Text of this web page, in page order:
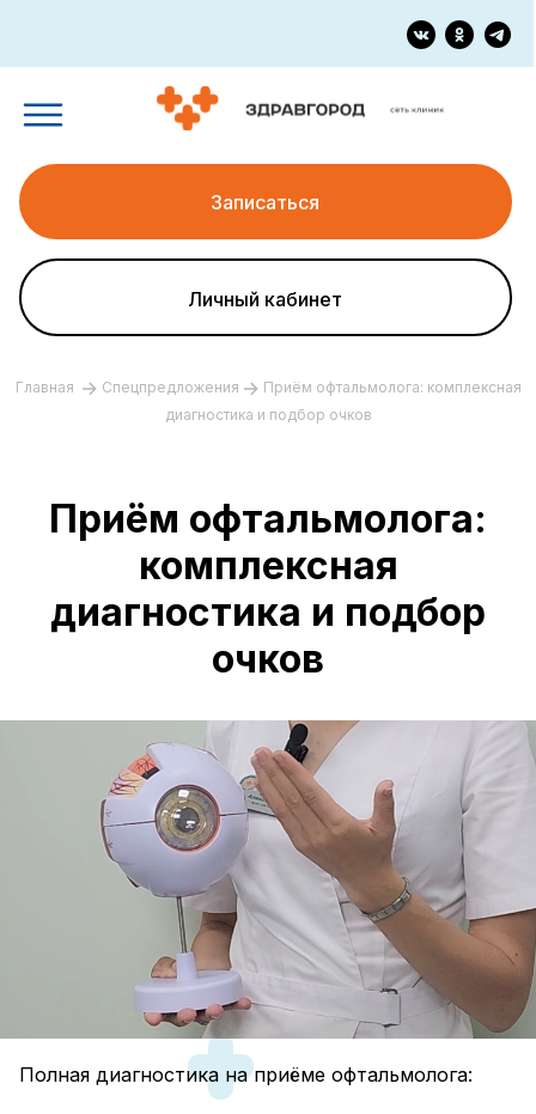
Записаться
Личный кабинет
Главная Спецпредложения
Приём офтальмолога: комплексная
диагностика и подбор очков
Приём офтальмолога:
комплексная
диагностика и подбор
очков
Полная диагностика на приёме офтальмолога: